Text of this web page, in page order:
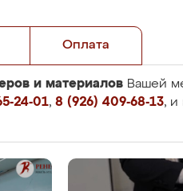
Оплата
и материалов Вашей
24-01, 8 (926) 409-68-13, и